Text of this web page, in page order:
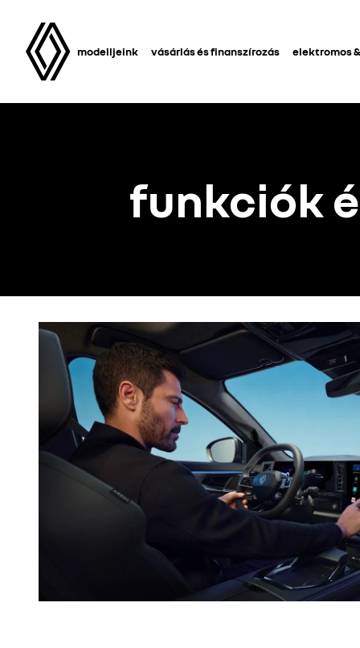
modelljeink vásárlás és finanszírozás elektromos
funkciók